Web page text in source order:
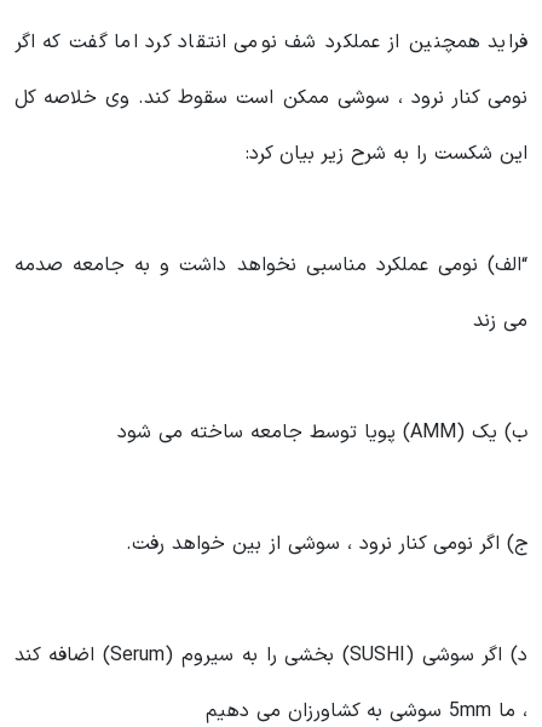
فراید همچنین از عملکرد شف نومی انتقاد کرد اما گفت که اگر
نومی کنار نرود ، سوشی ممکن است سقوط کند. وی خلاصه کل
این شکست را به شرح زیر بیان کرد:
“الف) نومی عملکرد مناسبی نخواهد داشت و به جامعه صدمه
می زند
ب) یک (AMM) پویا توسط جامعه ساخته می شود
ج) اگر نومی کنار نرود ، سوشی از بین خواهد رفت.
د) اگر سوشی (SUSHI) بخشی را به سیروم (Serum) اضافه کند
، ما 5mm سوشی به کشاورزان می دهیم